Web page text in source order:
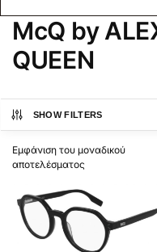
McQ by
QUEEN
SHOW FILTERS
Εμφάνιση του μοναδικού
αποτελέσματος